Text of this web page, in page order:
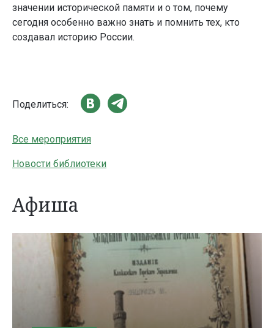
значении исторической памяти и о том, почему
сегодня особенно важно знать и помнить тех, кто
создавал историю России.
Поделиться:
Все мероприятия
Новости библиотеки
Афиша